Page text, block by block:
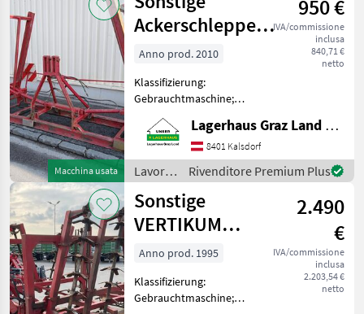
/
Sonstige
Macchina usata
Ackerschleppe
6M
950 €
IVA/commissione
inclusa
840,71 €
netto
Anno prod. 2010
Klassifizierung:
Gebrauchtmaschine;
terreno Altri attrezzi per
lavorazione terreno
Lagerhaus Graz Land eGen
8401 Kalsdorf
Lavorazione
terreno
/
Sonstige
Rivenditore Premium Plus
Sonstige
VERTIKUM
Spatenrollegge
2.490
€
IVA/commissione
inclusa
2.203,54 €
netto
Anno prod. 1995
Klassifizierung:
Gebrauchtmaschine;